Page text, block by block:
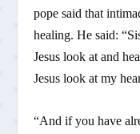
pope said that
healing. He said:
Jesus look at and
Jesus look at my
“And if you have